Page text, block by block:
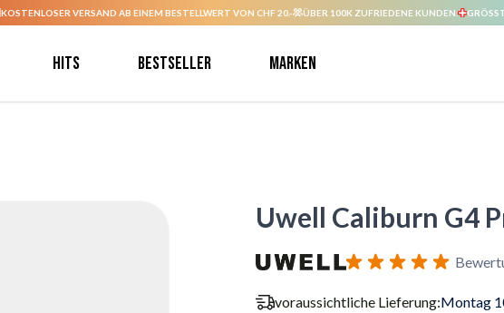
KOSTENLOSER VERSAND AB EINEM BESTELLWERT VON CHF 20.- ÜBER 100K ZUFRIEDENE KUNDEN.
Hits Bestseller Marken
Uwell Caliburn G4
voraussichtliche Lieferung:Montag